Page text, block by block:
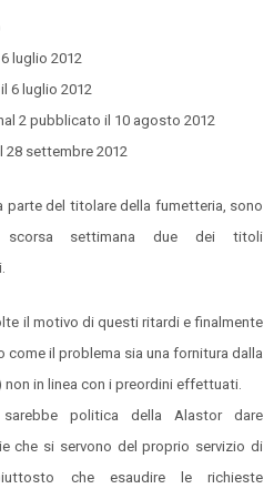
luglio 2012
6 luglio 2012
2 pubblicato il 10 agosto 2012
28 settembre 2012
parte del titolare della fumetteria, sono
scorsa settimana due dei titoli
il motivo di questi ritardi e finalmente
come il problema sia una fornitura dalla
in linea con i preordini effettuati.
politica della Alastor dare
che si servono del proprio servizio di
che esaudire le richieste